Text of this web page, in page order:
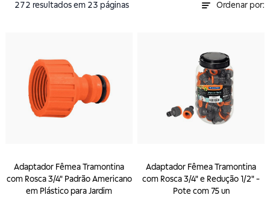
272 resultados em 23 páginas Ordenar por:
Adaptador Fêmea Tramontina
com Rosca 3/4" Padrão Americano
em Plástico para Jardim
Adaptador Fêmea Tramontina
com Rosca 3/4" e Redução 1/2" -
Pote com 75 un